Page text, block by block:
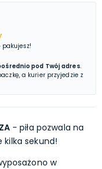
pakujesz!
pod Twój adres.
a kurier przyjedzie z
- piła pozwala na
sekund!
w